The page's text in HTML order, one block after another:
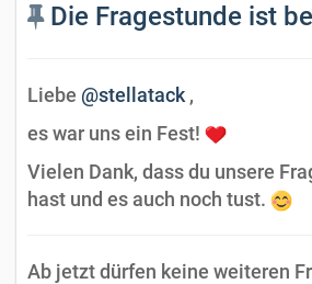
Die Fragestunde ist
Liebe @stellatack ,
es war uns ein Fest!
Vielen Dank, dass du unsere
hast und es auch noch tust.
Ab jetzt dürfen keine weiteren